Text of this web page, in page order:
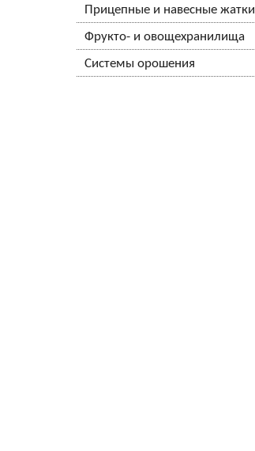
Прицепные и навесные жатки
Фрукто- и овощехранилища
Системы орошения